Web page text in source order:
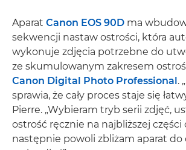
Aparat Canon EOS 90D ma
sekwencji nastaw ostrości, która
wykonuje zdjęcia potrzebne do
ze skumulowanym zakresem
Canon Digital Photo Professional.
sprawia, że cały proces staje się
Pierre. „Wybieram tryb serii zdjęć,
ostrość ręcznie na najbliższej części
następnie powoli zbliżam aparat do